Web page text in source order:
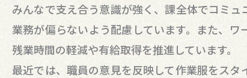
みんなで支え合う意識が強く、課全体でコミ
業務が偏らないよう配慮しています。また、ワ
残業時間の軽減や有給取得を推進しています。
最近では、職員の意見を反映して作業服をス